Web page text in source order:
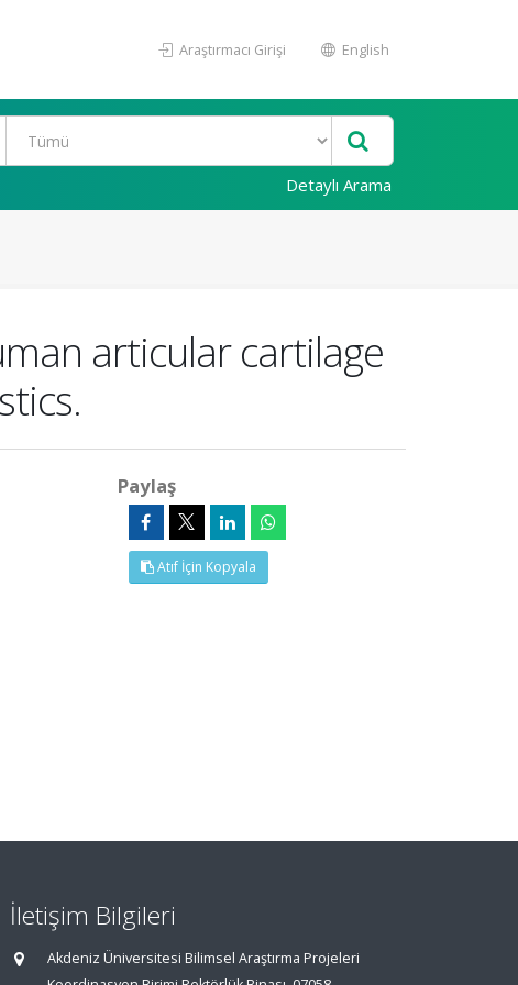
Araştırmacı Girişi English
Detaylı Arama
articular cartilage
Paylaş
Atıf İçin Kopyala
İletişim Bilgileri
Akdeniz Üniversitesi Bilimsel Araştırma Projeleri